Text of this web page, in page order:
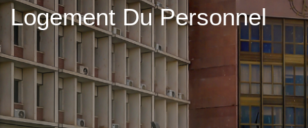
Logement Du Personnel